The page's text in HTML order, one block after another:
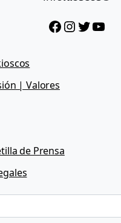
Facebook InstagramTwitter YouTube
| Valores
de Prensa